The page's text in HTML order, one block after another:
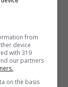
questi
term
from
device
with 319
our partners
on the basis